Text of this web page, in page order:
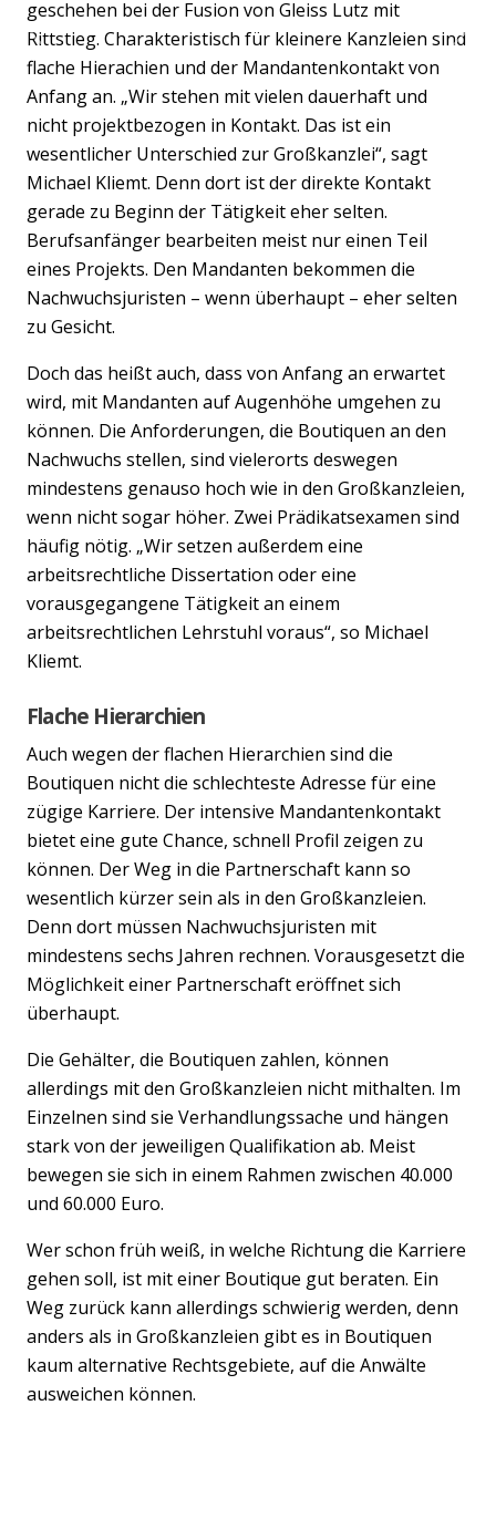
Previous Next
geschehen bei der Fusion von Gleiss Lutz mit
Rittstieg. Charakteristisch für kleinere Kanzleien sind
flache Hierachien und der Mandantenkontakt von
Anfang an. „Wir stehen mit vielen dauerhaft und
nicht projektbezogen in Kontakt. Das ist ein
wesentlicher Unterschied zur Großkanzlei“, sagt
Michael Kliemt. Denn dort ist der direkte Kontakt
gerade zu Beginn der Tätigkeit eher selten.
Berufsanfänger bearbeiten meist nur einen Teil
eines Projekts. Den Mandanten bekommen die
Nachwuchsjuristen – wenn überhaupt – eher selten
zu Gesicht.
Doch das heißt auch, dass von Anfang an erwartet
wird, mit Mandanten auf Augenhöhe umgehen zu
können. Die Anforderungen, die Boutiquen an den
Nachwuchs stellen, sind vielerorts deswegen
mindestens genauso hoch wie in den Großkanzleien,
wenn nicht sogar höher. Zwei Prädikatsexamen sind
häufig nötig. „Wir setzen außerdem eine
arbeitsrechtliche Dissertation oder eine
vorausgegangene Tätigkeit an einem
arbeitsrechtlichen Lehrstuhl voraus“, so Michael
Kliemt.
Flache Hierarchien
Auch wegen der flachen Hierarchien sind die
Boutiquen nicht die schlechteste Adresse für eine
zügige Karriere. Der intensive Mandantenkontakt
bietet eine gute Chance, schnell Profil zeigen zu
können. Der Weg in die Partnerschaft kann so
wesentlich kürzer sein als in den Großkanzleien.
Denn dort müssen Nachwuchsjuristen mit
mindestens sechs Jahren rechnen. Vorausgesetzt die
Möglichkeit einer Partnerschaft eröffnet sich
überhaupt.
Die Gehälter, die Boutiquen zahlen, können
allerdings mit den Großkanzleien nicht mithalten. Im
Einzelnen sind sie Verhandlungssache und hängen
stark von der jeweiligen Qualifikation ab. Meist
bewegen sie sich in einem Rahmen zwischen 40.000
und 60.000 Euro.
Wer schon früh weiß, in welche Richtung die Karriere
gehen soll, ist mit einer Boutique gut beraten. Ein
Weg zurück kann allerdings schwierig werden, denn
anders als in Großkanzleien gibt es in Boutiquen
kaum alternative Rechtsgebiete, auf die Anwälte
ausweichen können.